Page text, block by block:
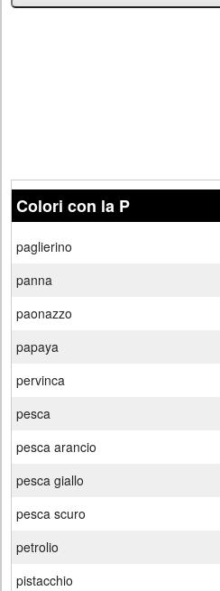
Colori con la P
paglierino
panna
paonazzo
papaya
pervinca
pesca
pesca arancio
pesca giallo
pesca scuro
petrolio
pistacchio